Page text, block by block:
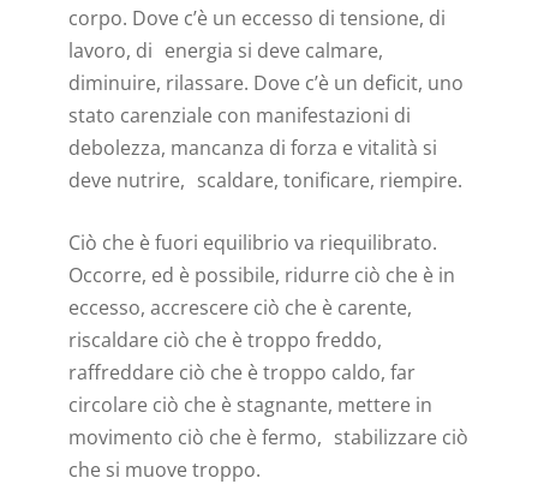
corpo. Dove c’è un eccesso di tensione, di
lavoro, di energia si deve calmare,
diminuire, rilassare. Dove c’è un deficit, uno
stato carenziale con manifestazioni di
debolezza, mancanza di forza e vitalità si
deve nutrire, scaldare, tonificare, riempire.
Ciò che è fuori equilibrio va riequilibrato.
Occorre, ed è possibile, ridurre ciò che è in
eccesso, accrescere ciò che è carente,
riscaldare ciò che è troppo freddo,
raffreddare ciò che è troppo caldo, far
circolare ciò che è stagnante, mettere in
movimento ciò che è fermo, stabilizzare ciò
che si muove troppo.